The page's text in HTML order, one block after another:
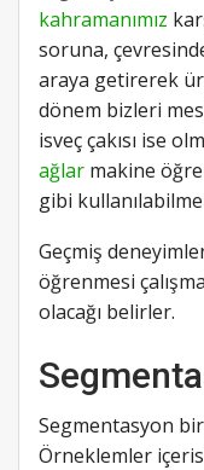
kahramanımız
soruna,
araya getirerek
dönem bizleri
isveç çakısı ise
ağlar makine
gibi
Geçmiş
öğrenmesi
olacağı belirler.
Segmentasyon bir
Örneklemler